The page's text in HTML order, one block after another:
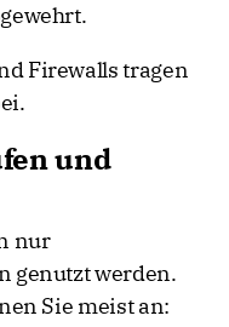
Firewalls tragen
und
nur
genutzt werden.
Sie meist an: